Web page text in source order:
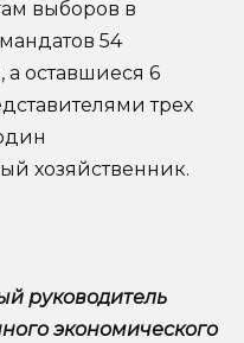
выборов в
54
а оставшиеся 6
трех
хозяйственник.
руководитель
экономического